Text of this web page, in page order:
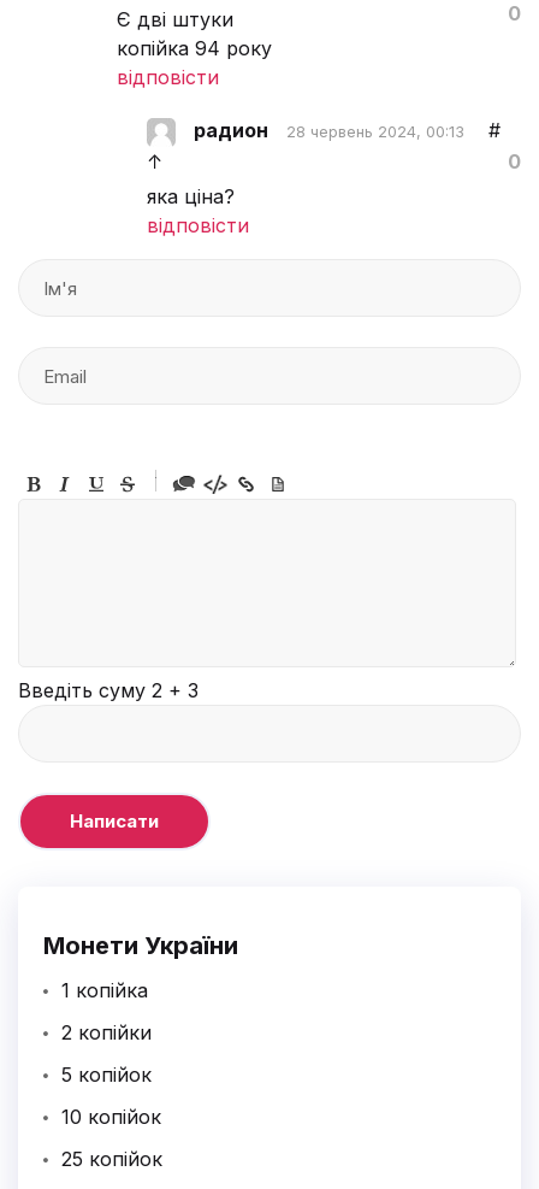
0
Є дві штуки
копійка 94 року
відповісти
радион 28 червень 2024, 00:13
#
↑
0
яка ціна?
відповісти
-
-
Введіть суму 2 + 3
Монети України
1 копійка
2 копійки
5 копійок
10 копійок
25 копійок